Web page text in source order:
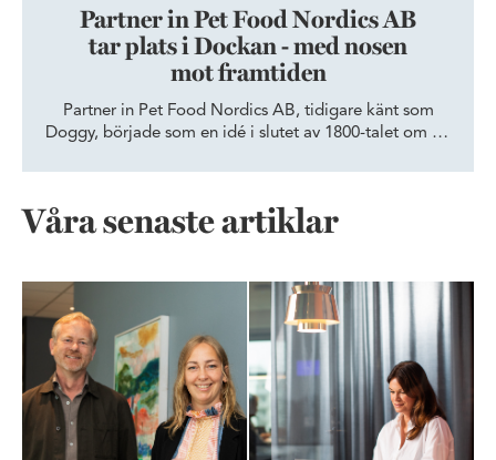
Partner in Pet Food Nordics AB
tar plats i Dockan - med nosen
mot framtiden
Partner in Pet Food Nordics AB, tidigare känt som
Doggy, började som en idé i slutet av 1800-talet om att
samlat alla kommersiella funktioner som ska hjälpa
Våra senaste artiklar
Från teknikskifte till tankeskifte – så byggs tillit, kultur och